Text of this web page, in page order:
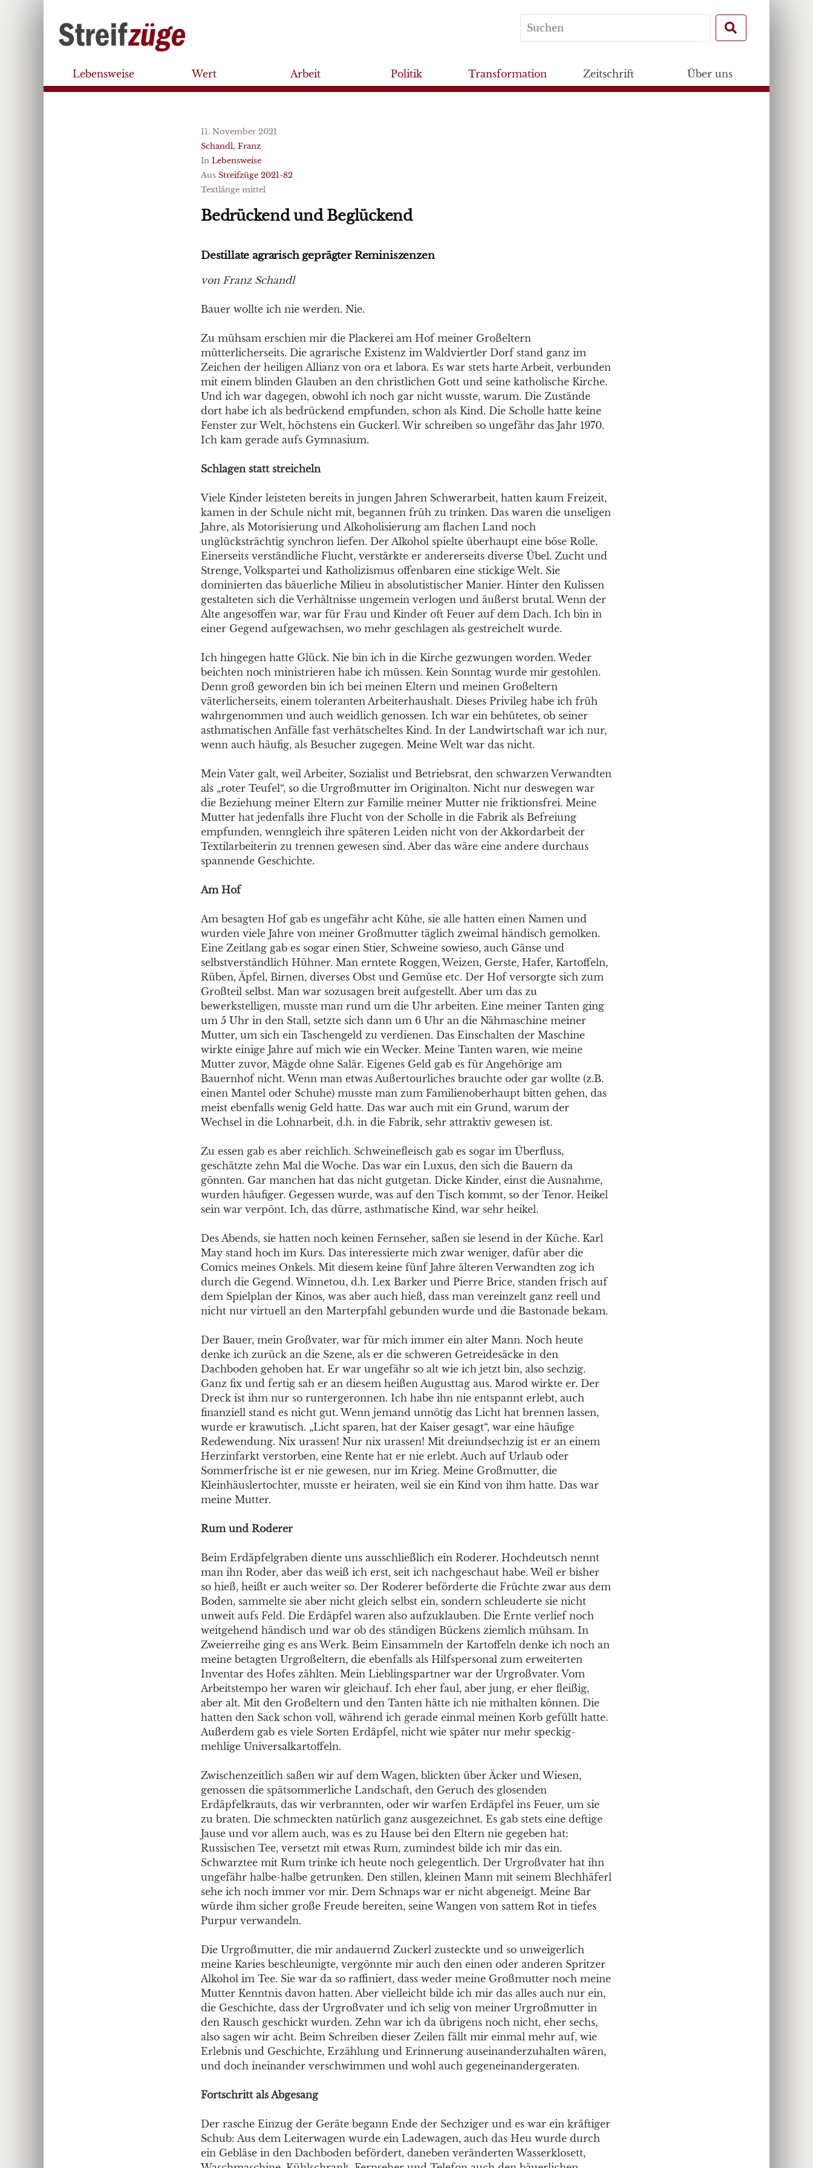
Lebensweise Wert Arbeit Politik Transformation Zeitschrift Über uns
11. November 2021
Schandl, Franz
In Lebensweise
Aus Streifzüge 2021-82
Textlänge mittel
Bedrückend und Beglückend
Destillate agrarisch geprägter Reminiszenzen
von Franz Schandl
Bauer wollte ich nie werden. Nie.
Zu mühsam erschien mir die Plackerei am Hof meiner Großeltern
mütterlicherseits. Die agrarische Existenz im Waldviertler Dorf stand ganz im
Zeichen der heiligen Allianz von ora et labora. Es war stets harte Arbeit, verbunden
mit einem blinden Glauben an den christlichen Gott und seine katholische Kirche.
Und ich war dagegen, obwohl ich noch gar nicht wusste, warum. Die Zustände
dort habe ich als bedrückend empfunden, schon als Kind. Die Scholle hatte keine
Fenster zur Welt, höchstens ein Guckerl. Wir schreiben so ungefähr das Jahr 1970.
Ich kam gerade aufs Gymnasium.
Schlagen statt streicheln
Viele Kinder leisteten bereits in jungen Jahren Schwerarbeit, hatten kaum Freizeit,
kamen in der Schule nicht mit, begannen früh zu trinken. Das waren die unseligen
Jahre, als Motorisierung und Alkoholisierung am flachen Land noch
unglücksträchtig synchron liefen. Der Alkohol spielte überhaupt eine böse Rolle.
Einerseits verständliche Flucht, verstärkte er andererseits diverse Übel. Zucht und
Strenge, Volkspartei und Katholizismus offenbaren eine stickige Welt. Sie
dominierten das bäuerliche Milieu in absolutistischer Manier. Hinter den Kulissen
gestalteten sich die Verhältnisse ungemein verlogen und äußerst brutal. Wenn der
Alte angesoffen war, war für Frau und Kinder oft Feuer auf dem Dach. Ich bin in
einer Gegend aufgewachsen, wo mehr geschlagen als gestreichelt wurde.
Ich hingegen hatte Glück. Nie bin ich in die Kirche gezwungen worden. Weder
beichten noch ministrieren habe ich müssen. Kein Sonntag wurde mir gestohlen.
Denn groß geworden bin ich bei meinen Eltern und meinen Großeltern
väterlicherseits, einem toleranten Arbeiterhaushalt. Dieses Privileg habe ich früh
wahrgenommen und auch weidlich genossen. Ich war ein behütetes, ob seiner
asthmatischen Anfälle fast verhätscheltes Kind. In der Landwirtschaft war ich nur,
wenn auch häufig, als Besucher zugegen. Meine Welt war das nicht.
Mein Vater galt, weil Arbeiter, Sozialist und Betriebsrat, den schwarzen Verwandten
als „roter Teufel“, so die Urgroßmutter im Originalton. Nicht nur deswegen war
die Beziehung meiner Eltern zur Familie meiner Mutter nie friktionsfrei. Meine
Mutter hat jedenfalls ihre Flucht von der Scholle in die Fabrik als Befreiung
empfunden, wenngleich ihre späteren Leiden nicht von der Akkordarbeit der
Textilarbeiterin zu trennen gewesen sind. Aber das wäre eine andere durchaus
spannende Geschichte.
Am Hof
Am besagten Hof gab es ungefähr acht Kühe, sie alle hatten einen Namen und
wurden viele Jahre von meiner Großmutter täglich zweimal händisch gemolken.
Eine Zeitlang gab es sogar einen Stier, Schweine sowieso, auch Gänse und
selbstverständlich Hühner. Man erntete Roggen, Weizen, Gerste, Hafer, Kartoffeln,
Rüben, Äpfel, Birnen, diverses Obst und Gemüse etc. Der Hof versorgte sich zum
Großteil selbst. Man war sozusagen breit aufgestellt. Aber um das zu
bewerkstelligen, musste man rund um die Uhr arbeiten. Eine meiner Tanten ging
um 5 Uhr in den Stall, setzte sich dann um 6 Uhr an die Nähmaschine meiner
Mutter, um sich ein Taschengeld zu verdienen. Das Einschalten der Maschine
wirkte einige Jahre auf mich wie ein Wecker. Meine Tanten waren, wie meine
Mutter zuvor, Mägde ohne Salär. Eigenes Geld gab es für Angehörige am
Bauernhof nicht. Wenn man etwas Außertourliches brauchte oder gar wollte (z.B.
einen Mantel oder Schuhe) musste man zum Familienoberhaupt bitten gehen, das
meist ebenfalls wenig Geld hatte. Das war auch mit ein Grund, warum der
Wechsel in die Lohnarbeit, d.h. in die Fabrik, sehr attraktiv gewesen ist.
Zu essen gab es aber reichlich. Schweinefleisch gab es sogar im Überfluss,
geschätzte zehn Mal die Woche. Das war ein Luxus, den sich die Bauern da
gönnten. Gar manchen hat das nicht gutgetan. Dicke Kinder, einst die Ausnahme,
wurden häufiger. Gegessen wurde, was auf den Tisch kommt, so der Tenor. Heikel
sein war verpönt. Ich, das dürre, asthmatische Kind, war sehr heikel.
Des Abends, sie hatten noch keinen Fernseher, saßen sie lesend in der Küche. Karl
May stand hoch im Kurs. Das interessierte mich zwar weniger, dafür aber die
Comics meines Onkels. Mit diesem keine fünf Jahre älteren Verwandten zog ich
durch die Gegend. Winnetou, d.h. Lex Barker und Pierre Brice, standen frisch auf
dem Spielplan der Kinos, was aber auch hieß, dass man vereinzelt ganz reell und
nicht nur virtuell an den Marterpfahl gebunden wurde und die Bastonade bekam.
Der Bauer, mein Großvater, war für mich immer ein alter Mann. Noch heute
denke ich zurück an die Szene, als er die schweren Getreidesäcke in den
Dachboden gehoben hat. Er war ungefähr so alt wie ich jetzt bin, also sechzig.
Ganz fix und fertig sah er an diesem heißen Augusttag aus. Marod wirkte er. Der
Dreck ist ihm nur so runtergeronnen. Ich habe ihn nie entspannt erlebt, auch
finanziell stand es nicht gut. Wenn jemand unnötig das Licht hat brennen lassen,
wurde er krawutisch. „Licht sparen, hat der Kaiser gesagt“, war eine häufige
Redewendung. Nix urassen! Nur nix urassen! Mit dreiundsechzig ist er an einem
Herzinfarkt verstorben, eine Rente hat er nie erlebt. Auch auf Urlaub oder
Sommerfrische ist er nie gewesen, nur im Krieg. Meine Großmutter, die
Kleinhäuslertochter, musste er heiraten, weil sie ein Kind von ihm hatte. Das war
meine Mutter.
Rum und Roderer
Beim Erdäpfelgraben diente uns ausschließlich ein Roderer. Hochdeutsch nennt
man ihn Roder, aber das weiß ich erst, seit ich nachgeschaut habe. Weil er bisher
so hieß, heißt er auch weiter so. Der Roderer beförderte die Früchte zwar aus dem
Boden, sammelte sie aber nicht gleich selbst ein, sondern schleuderte sie nicht
unweit aufs Feld. Die Erdäpfel waren also aufzuklauben. Die Ernte verlief noch
weitgehend händisch und war ob des ständigen Bückens ziemlich mühsam. In
Zweierreihe ging es ans Werk. Beim Einsammeln der Kartoffeln denke ich noch an
meine betagten Urgroßeltern, die ebenfalls als Hilfspersonal zum erweiterten
Inventar des Hofes zählten. Mein Lieblingspartner war der Urgroßvater. Vom
Arbeitstempo her waren wir gleichauf. Ich eher faul, aber jung, er eher fleißig,
aber alt. Mit den Großeltern und den Tanten hätte ich nie mithalten können. Die
hatten den Sack schon voll, während ich gerade einmal meinen Korb gefüllt hatte.
Außerdem gab es viele Sorten Erdäpfel, nicht wie später nur mehr speckig-
mehlige Universalkartoffeln.
Zwischenzeitlich saßen wir auf dem Wagen, blickten über Äcker und Wiesen,
genossen die spätsommerliche Landschaft, den Geruch des glosenden
Erdäpfelkrauts, das wir verbrannten, oder wir warfen Erdäpfel ins Feuer, um sie
zu braten. Die schmeckten natürlich ganz ausgezeichnet. Es gab stets eine deftige
Jause und vor allem auch, was es zu Hause bei den Eltern nie gegeben hat:
Russischen Tee, versetzt mit etwas Rum, zumindest bilde ich mir das ein.
Schwarztee mit Rum trinke ich heute noch gelegentlich. Der Urgroßvater hat ihn
ungefähr halbe-halbe getrunken. Den stillen, kleinen Mann mit seinem Blechhäferl
sehe ich noch immer vor mir. Dem Schnaps war er nicht abgeneigt. Meine Bar
würde ihm sicher große Freude bereiten, seine Wangen von sattem Rot in tiefes
Purpur verwandeln.
Die Urgroßmutter, die mir andauernd Zuckerl zusteckte und so unweigerlich
meine Karies beschleunigte, vergönnte mir auch den einen oder anderen Spritzer
Alkohol im Tee. Sie war da so raffiniert, dass weder meine Großmutter noch meine
Mutter Kenntnis davon hatten. Aber vielleicht bilde ich mir das alles auch nur ein,
die Geschichte, dass der Urgroßvater und ich selig von meiner Urgroßmutter in
den Rausch geschickt wurden. Zehn war ich da übrigens noch nicht, eher sechs,
also sagen wir acht. Beim Schreiben dieser Zeilen fällt mir einmal mehr auf, wie
Erlebnis und Geschichte, Erzählung und Erinnerung auseinanderzuhalten wären,
und doch ineinander verschwimmen und wohl auch gegeneinandergeraten.
Fortschritt als Abgesang
Der rasche Einzug der Geräte begann Ende der Sechziger und es war ein kräftiger
Schub: Aus dem Leiterwagen wurde ein Ladewagen, auch das Heu wurde durch
ein Gebläse in den Dachboden befördert, daneben veränderten Wasserklosett,